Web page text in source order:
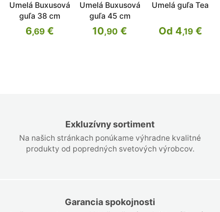
Exkluzívny sortiment
Na našich stránkach ponúkame výhradne kvalitné
produkty od popredných svetových výrobcov.
Garancia spokojnosti
Umelá Buxusová
guľa 38 cm
6,69€
Umelá Buxusová
guľa 45 cm
10,90 €
Umelá guľa Tea
Od 4,19€